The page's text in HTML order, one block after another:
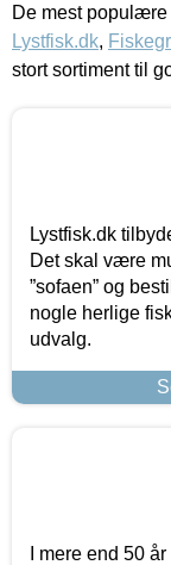
De mest
Lystfisk.dk,
stort sortiment til
Lystfisk.dk
Det skal være
”sofaen” og
nogle herlige
udvalg.
I mere end 50